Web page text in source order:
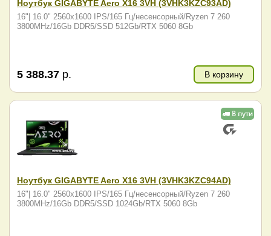
Ноутбук GIGABYTE Aero X16 3VH (3VHK3KZC93AD)
16"| 16.0" 2560x1600 IPS/165 Гц/несенсорный/Ryzen 7 260
3800MHz/16Gb DDR5/SSD 512Gb/RTX 5060 8Gb
5 388.37 р. В корзину
Ноутбук GIGABYTE Aero X16 3VH (3VHK3KZC94AD)
16"| 16.0" 2560x1600 IPS/165 Гц/несенсорный/Ryzen 7 260
3800MHz/16Gb DDR5/SSD 1024Gb/RTX 5060 8Gb